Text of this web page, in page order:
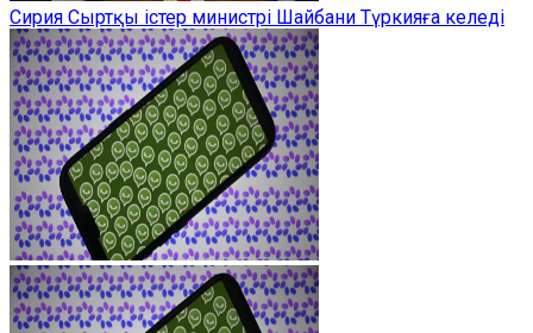
Сирия Сыртқы істер министрі Шайбани Түркияға келеді